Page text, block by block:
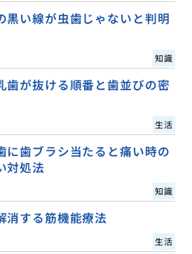
黒い線が虫歯じゃないと判明
知識
歯が抜ける順番と歯並びの密
生活
に歯ブラシ当たると痛い時の
対処法
知識
消する筋機能療法
生活